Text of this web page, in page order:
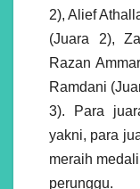
2), Alief
(Juara 2),
Razan
Ramdani
3). Para
yakni, para
meraih
perunggu.